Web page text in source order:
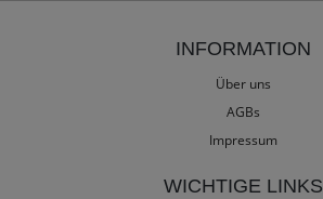
INFORMATION
Über uns
AGBs
Impressum
WICHTIGE LINKS